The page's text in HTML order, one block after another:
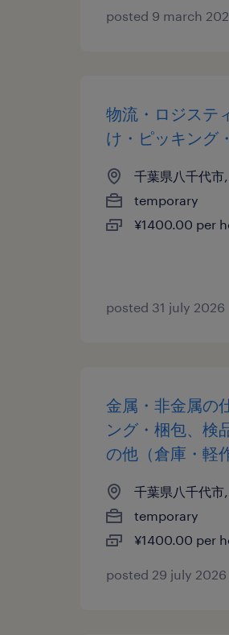
posted 9 march
物流・ロジステ
け・ピッキング
千葉県八千代市
temporary
¥1400.00 per
posted 31 july 2026
金属・非金属の
ング・梱包、検
の他（倉庫・軽
千葉県八千代市
temporary
¥1400.00 per
posted 29 july 2026